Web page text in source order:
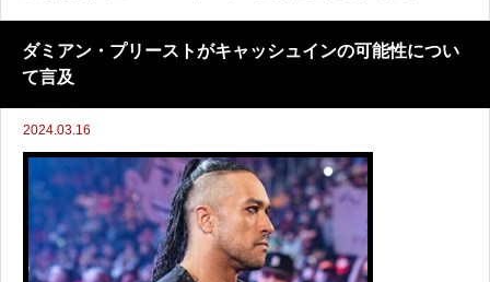
が来年からアメリカなどでネットフリックスで配信されること
が決定しています。AJスタイルズはマクマ
ダミアン・プリーストがキャッシュインの可能性につい
て言及
2024.03.16